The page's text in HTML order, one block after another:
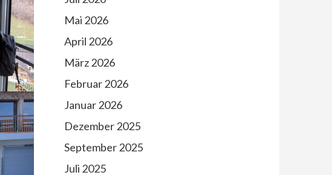
Mai 2026
April 2026
März 2026
Februar 2026
Januar 2026
Dezember 2025
September 2025
Juli 2025